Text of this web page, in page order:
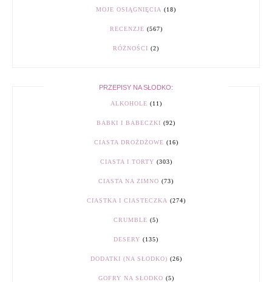
MOJE OSIĄGNIĘCIA (18)
RECENZJE (567)
RÓŻNOŚCI (2)
PRZEPISY NA SŁODKO:
ALKOHOLE (11)
BABKI I BABECZKI (92)
CIASTA DROŻDŻOWE (16)
CIASTA I TORTY (303)
CIASTA NA ZIMNO (73)
CIASTKA I CIASTECZKA (274)
CRUMBLE (5)
DESERY (135)
DODATKI (NA SŁODKO) (26)
GOFRY NA SŁODKO (5)